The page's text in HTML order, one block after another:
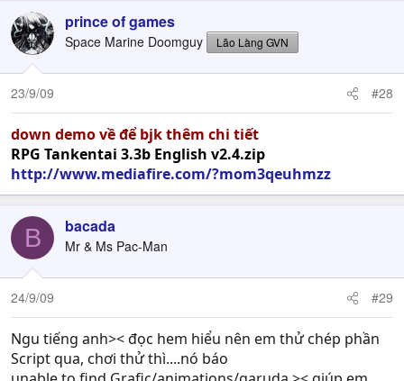
prince of games
Space Marine Doomguy Lão Làng GVN
23/9/09 #28
down demo về để bjk thêm chi tiết
RPG Tankentai 3.3b English v2.4.zip
http://www.mediafire.com/?mom3qeuhmzz
B bacada
Mr & Ms Pac-Man
24/9/09 #29
Ngu tiếng anh>< đọc hem hiểu nên em thử chép phần
Script qua, chơi thử thì....nó báo